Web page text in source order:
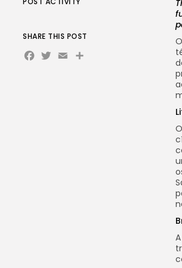
SHARE THIS POST
Facebook
Twitter
EmailShare